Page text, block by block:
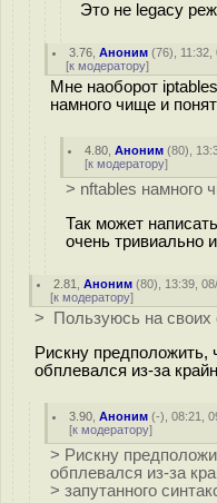
Это не legacy
3.76 ,Аноним (76), 11:32,
[к модератору]
Мне наоборот
намного чище и
4.80 ,Аноним (80),
[к модератору]
> nftables намного
Так может
очень тривиально
2.81 ,Аноним (80), 13:39,
[к модератору]
> Пользуюсь на своих
Рискну предположить,
обплевался из-за
3.90 ,Аноним (-), 08:21,
[к модератору]
> Рискну
обплевался из-за
> запутанного